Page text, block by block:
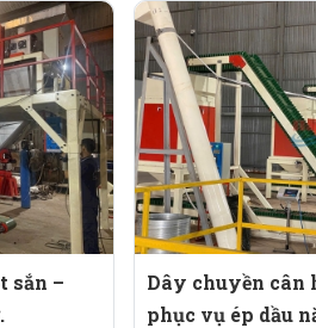
bao giấy.
động cho mỗi line, hoạt động liên
khỏi khu vực đóng gói đến nơi tập
trung tâm:
sắn –
Dây chuyền cân
phục vụ ép dầu